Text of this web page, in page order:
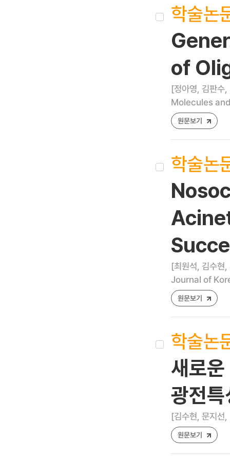
학술논
of
[정아영, 김판수
Molecules
원문보기
학술논
[최원석, 김수현
Journal of
원문보기
학술논
새로
광전특
[김수현, 문지선
원문보기